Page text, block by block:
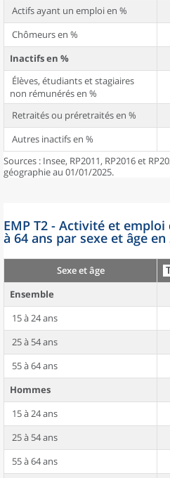
Actifs ayant un emploi en %
Chômeurs en %
Inactifs en %
Élèves, étudiants et stagiaires
non rémunérés en %
Retraités ou préretraités en %
Autres inactifs en %
Sources : Insee, RP2011, RP2016 et
géographie au 01/01/2025.
EMP T2 - Activité et
à 64 ans par sexe et âge en
Sexe et âge
Ensemble
15 à 24 ans
25 à 54 ans
55 à 64 ans
Hommes
15 à 24 ans
25 à 54 ans
55 à 64 ans